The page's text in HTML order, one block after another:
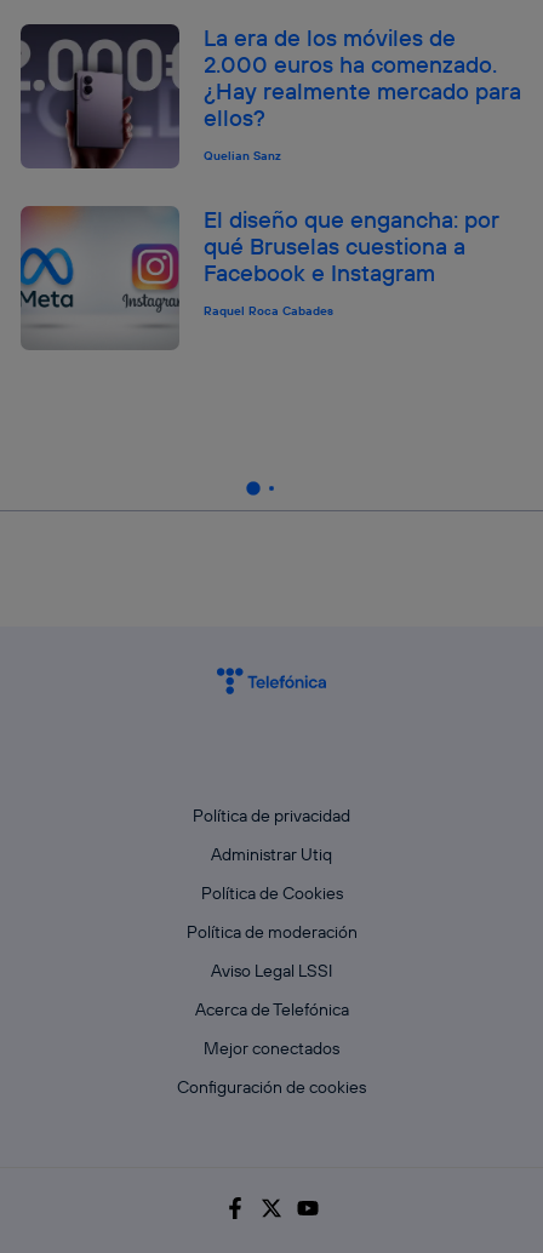
La era de los móviles de
2.000 euros ha comenzado.
¿Hay realmente mercado para
ellos?
Quelian Sanz
El diseño que engancha: por
qué Bruselas cuestiona a
Facebook e Instagram
Raquel Roca Cabades
Política de privacidad
Administrar Utiq
Política de Cookies
Política de moderación
Aviso Legal LSSI
Acerca de Telefónica
Mejor conectados
Configuración de cookies